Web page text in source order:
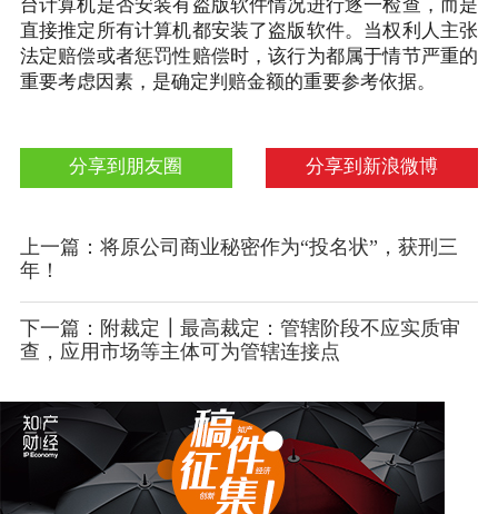
台计算机是否安装有盗版软件情况进行逐一检查，而是
直接推定所有计算机都安装了盗版软件。当权利人主张
法定赔偿或者惩罚性赔偿时，该行为都属于情节严重的
重要考虑因素，是确定判赔金额的重要参考依据。
分享到新浪微博
分享到朋友圈
上一篇：将原公司商业秘密作为“投名状”，获刑三
年！
下一篇：附裁定┃最高裁定：管辖阶段不应实质审
查，应用市场等主体可为管辖连接点